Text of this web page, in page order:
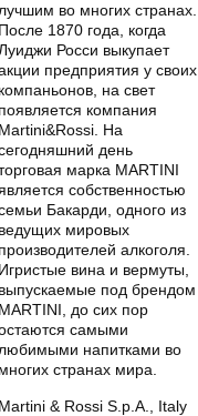
лучшим во многих странах.
После 1870 года, когда
Росси выкупает
предприятия у своих
компаньонов, на свет
появляется компания
Martini&Rossi. На
день
марка MARTINI
собственностью
Бакарди, одного из
ведущих мировых
производителей алкоголя.
Игристые вина и вермуты,
выпускаемые под брендом
MARTINI, до сих пор
самыми
любимыми напитками во
многих странах мира.
Martini & Rossi S.p.A., Italy